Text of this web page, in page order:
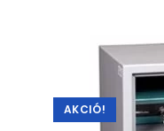
AKCIÓ!